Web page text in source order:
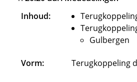
Inhoud:
Gulbergen
Vorm: Terugkoppeling